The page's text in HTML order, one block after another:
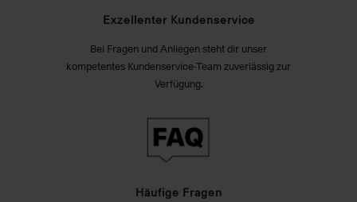
Exzellenter Kundenservice
Bei Fragen und Anliegen steht dir unser
kompetentes Kundenservice-Team zuverlässig zur
Verfügung.
Häufige Fragen